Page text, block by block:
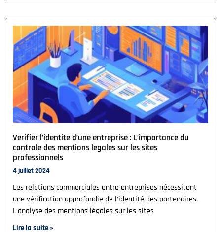
Verifier l’identite d’une entreprise : L’importance du
controle des mentions legales sur les sites
professionnels
4 juillet 2024
Les relations commerciales entre entreprises nécessitent
une vérification approfondie de l'identité des partenaires.
L'analyse des mentions légales sur les sites
Lire la suite »